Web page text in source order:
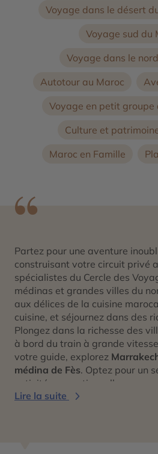
Voyage dans le désert
Voyage sud du
Voyage dans le
Autotour au Maroc
Voyage en petit groupe
Culture et
Maroc en Famille
Partez pour une aventure
construisant votre circuit privé
spécialistes du Cercle des
médinas et grandes villes du
aux délices de la cuisine
cuisine, et séjournez dans des
Plongez dans la richesse des
à bord du train à grande
votre guide, explorez
médina de Fès. Optez pour un
activités exceptionnelles
désert d’Agafay
Lire la suite